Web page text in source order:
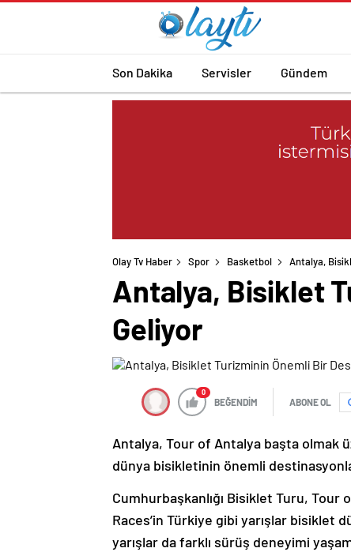
Son Dakika Servisler Gündem
Olay Tv Haber Spor Basketbol Antalya,
Antalya, Bisiklet
Geliyor
0
BEĞENDİM ABONE OL
Antalya, Tour of Antalya başta olmak
dünya bisikletinin önemli
Cumhurbaşkanlığı Bisiklet Turu, Tour
Races’in Türkiye gibi yarışlar bisiklet
yarışlar da farklı sürüş deneyimi